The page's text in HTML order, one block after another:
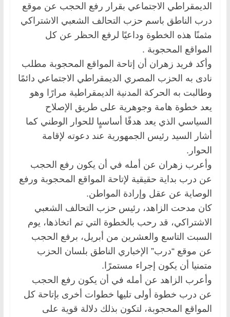
الديمقراطي الاجتماعي بقرار رفع الحجب عن موقع
درب الناطق باسم حزب التحالف الشعبي الاشتراكي
مثمنًا هذه الخطوة وداعيًا لرفع الحظر عن كل
المواقع المحجوبة .
وأكد فريد زهران أن إتاحة المواقع المحجوبة مطلب
نادى به الحزب المصري الديمقراطي الاجتماعي دائمًا
وطالبت به الحركة المدنية الديمقراطية مرارًا وهو
يعد خطوة هامة وجوهرية على طريق الإصلاح
السياسي الذي يعد هدفًا أساسيٍا للحوار الوطني كما
أشار السيد رئيس الجمهورية عند دعوته لإقامة
الحوار.
وأعرب زهران عن أمله في أن يكون رفع الحجب
عن درب بداية حقيقية لإتاحة المواقع المحجوبة ورفع
الوصاية عن عقل وإرادة المواطن.
كان مدحت الزاهد، رئيس حزب التحالف الشعبي
الاشتراكي، قد رحب بالخطوة التي تم اتخاذها، يوم
السبت التاسع والعشرين من أبريل، برفع الحجب
عن موقع “درب” الإخباري الناطق بلسان الحزب
متمنيا أن يكون إجراء مستمرًا.
وأعرب الزاهد عن أمله في أن يكون رفع الحجب
عن درب خطوة أولى تليها خطوات أخرى بإتاحة كل
المواقع المحجوبة، لتكون بذلك دلالة قوية على